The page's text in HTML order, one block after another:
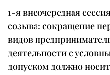
1-я внеочередная
созыва: сокращение
видов
деятельности с
допуском должно